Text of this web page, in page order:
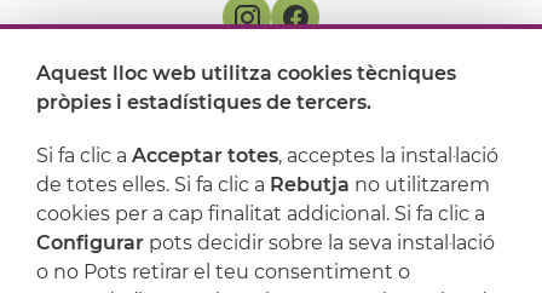
On ens trobem
Suport
Aquest lloc web utilitza cookies tècniques
pròpies i estadístiques de tercers.
Si fa clic a Acceptar totes, acceptes la instal·lació
de totes elles. Si fa clic a Rebutja no utilitzarem
cookies per a cap finalitat addicional. Si fa clic a
Configurar pots decidir sobre la seva instal·lació
o no Pots retirar el teu consentiment o